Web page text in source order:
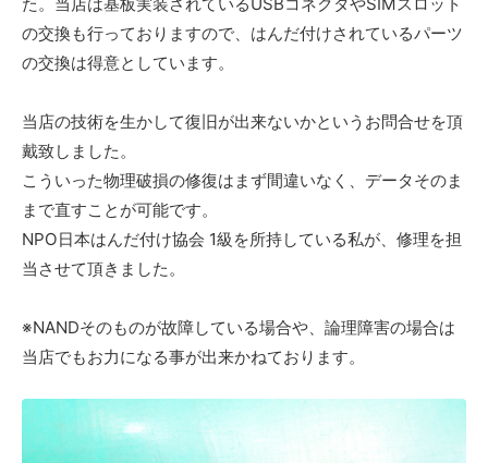
の交換も行っておりますので、はんだ付けされているパーツ
の交換は得意としています。
当店の技術を生かして復旧が出来ないかというお問合せを頂
戴致しました。
こういった物理破損の修復はまず間違いなく、データそのま
まで直すことが可能です。
NPO日本はんだ付け協会 1級を所持している私が、修理を担
当させて頂きました。
※NANDそのものが故障している場合や、論理障害の場合は
当店でもお力になる事が出来かねております。